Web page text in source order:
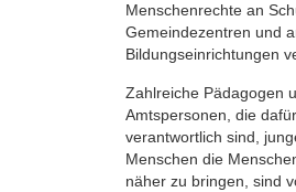
Menschenrechte an
Gemeindezentren und
Bildungseinrichtungen
Zahlreiche Pädagogen
Amtspersonen, die dafür
verantwortlich sind,
Menschen die
näher zu bringen, sind